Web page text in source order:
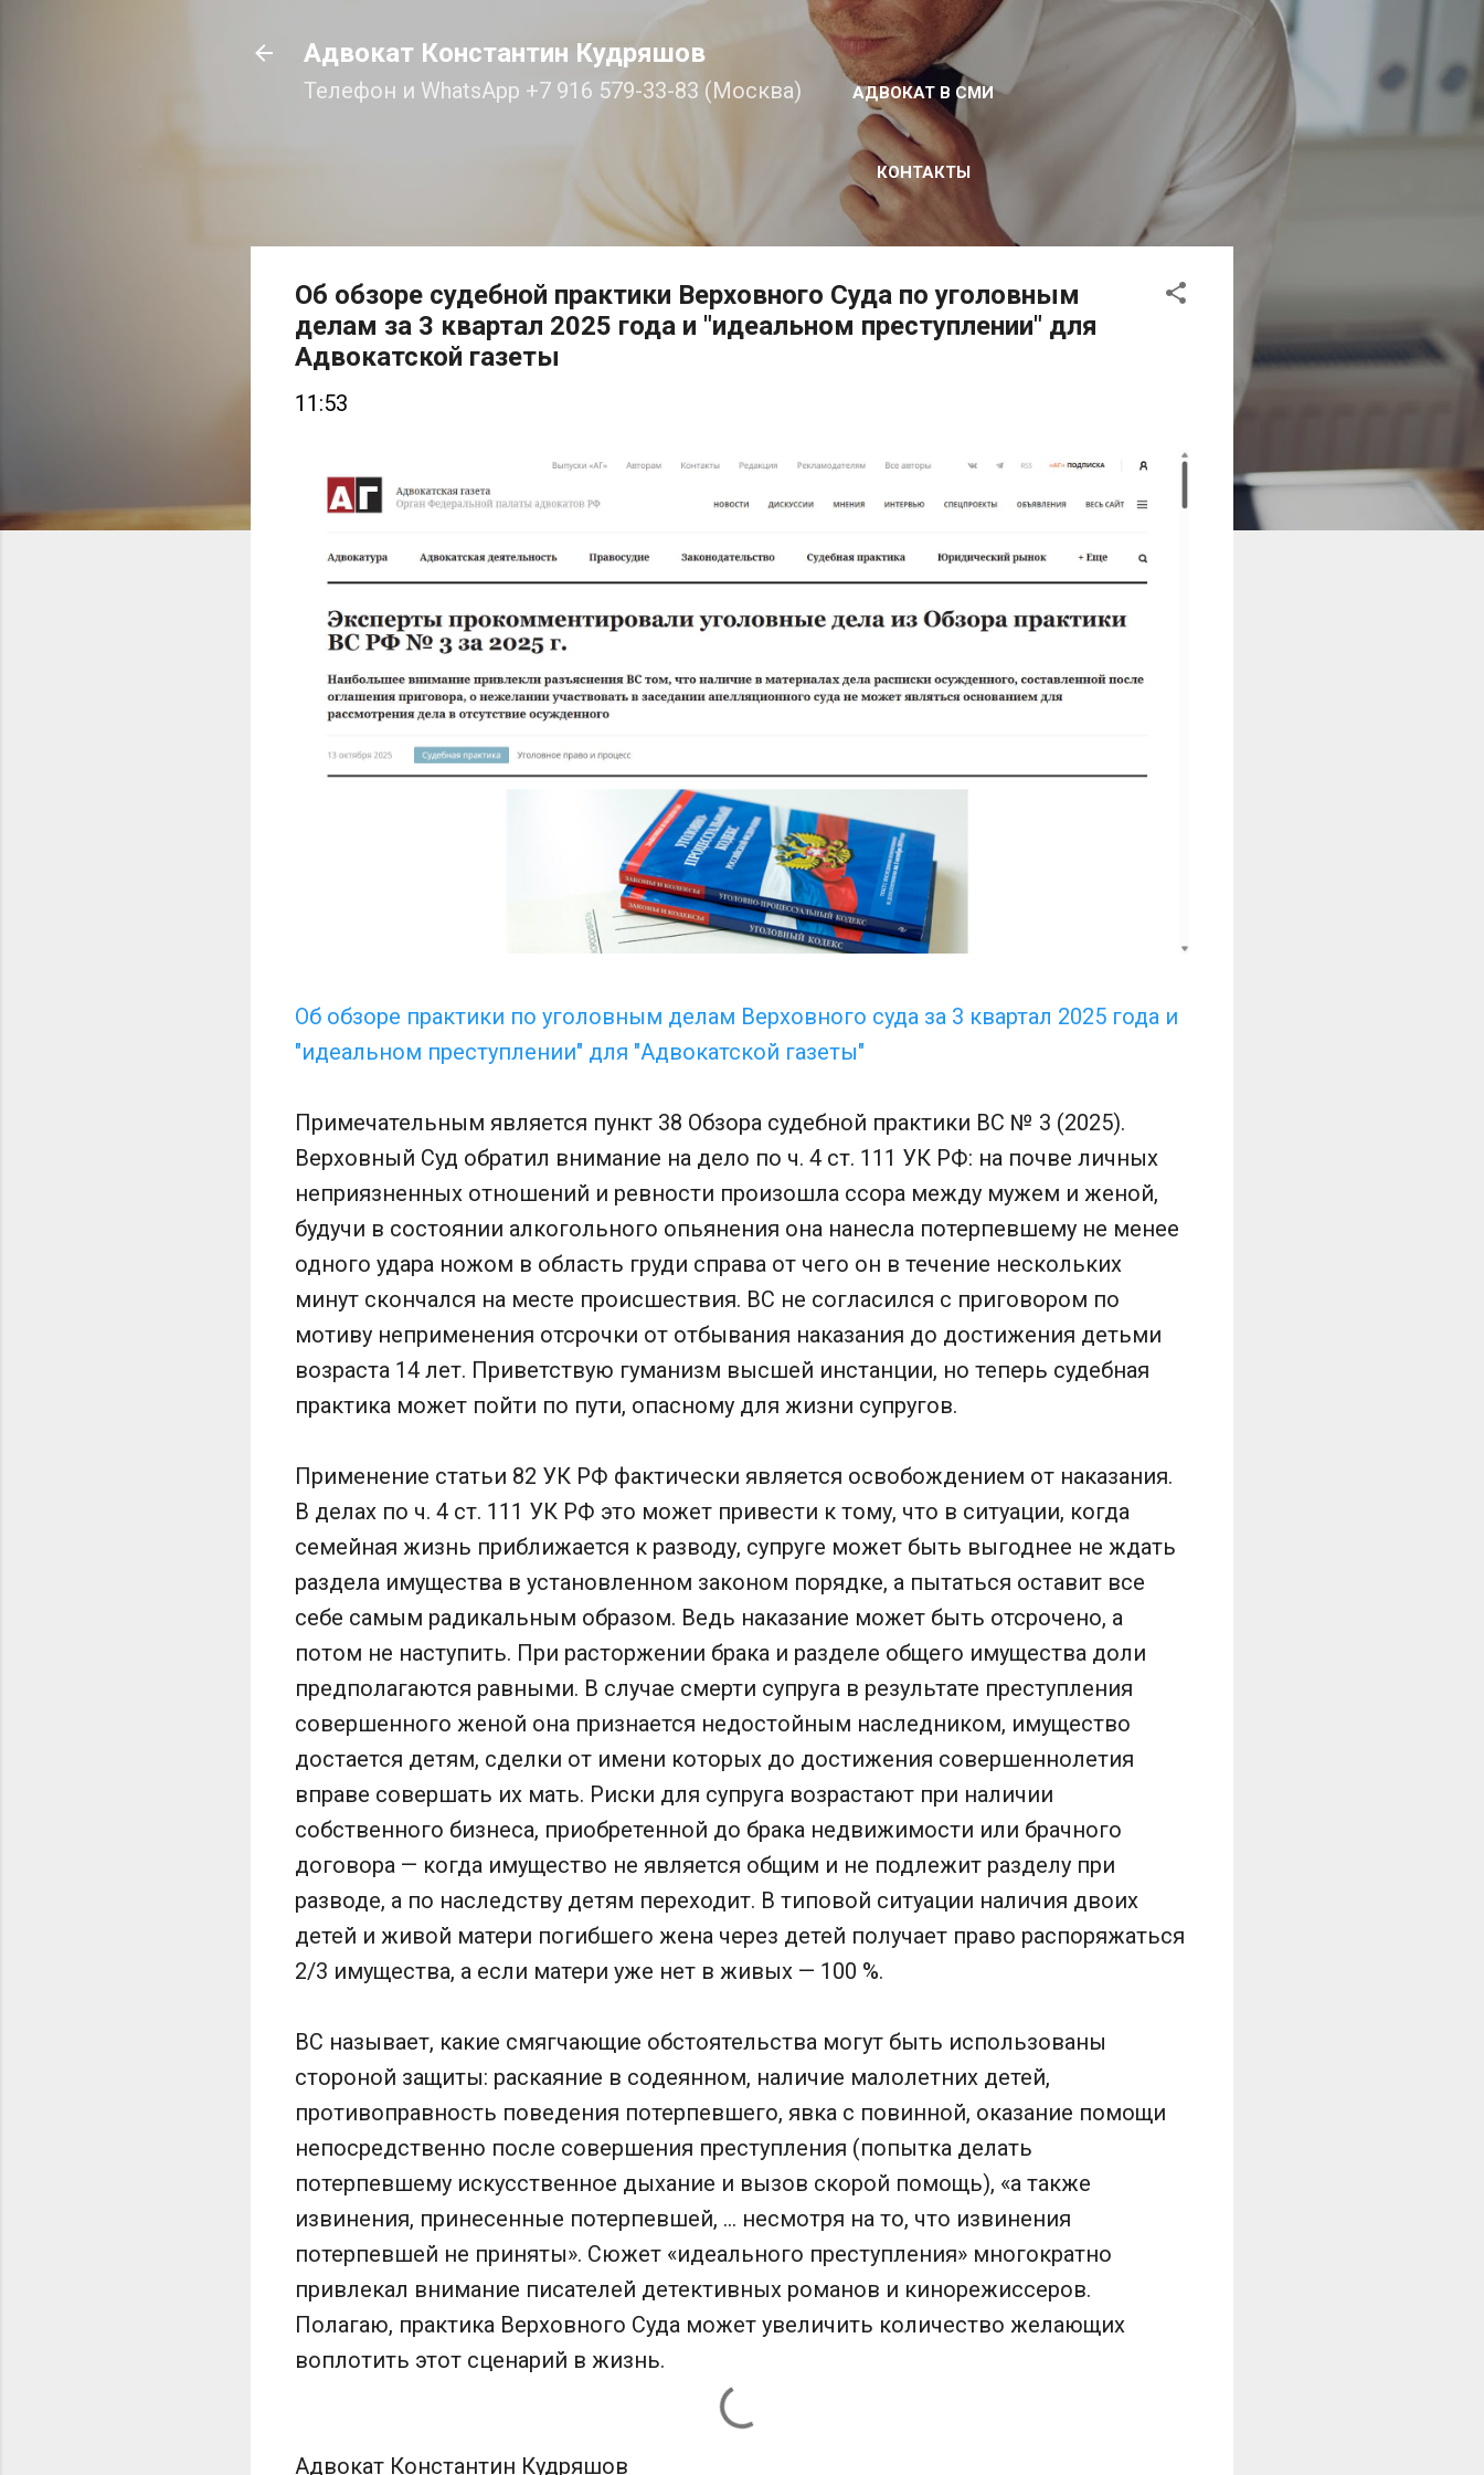
К основному контенту
Адвокат Константин Кудряшов
Телефон и WhatsApp +7 916 579-33-83 (Москва) АДВОКАТ В СМИ
КОНТАКТЫ
Об обзоре судебной практики Верховного Суда по уголовным
делам за 3 квартал 2025 года и "идеальном преступлении" для
Адвокатской газеты
11:53
Об обзоре практики по уголовным делам Верховного суда за 3 квартал 2025 года и
"идеальном преступлении" для "Адвокатской газеты"
Примечательным является пункт 38 Обзора судебной практики ВС № 3 (2025).
Верховный Суд обратил внимание на дело по ч. 4 ст. 111 УК РФ: на почве личных
неприязненных отношений и ревности произошла ссора между мужем и женой,
будучи в состоянии алкогольного опьянения она нанесла потерпевшему не менее
одного удара ножом в область груди справа от чего он в течение нескольких
минут скончался на месте происшествия. ВС не согласился с приговором по
мотиву неприменения отсрочки от отбывания наказания до достижения детьми
возраста 14 лет. Приветствую гуманизм высшей инстанции, но теперь судебная
практика может пойти по пути, опасному для жизни супругов.
Применение статьи 82 УК РФ фактически является освобождением от наказания.
В делах по ч. 4 ст. 111 УК РФ это может привести к тому, что в ситуации, когда
семейная жизнь приближается к разводу, супруге может быть выгоднее не ждать
раздела имущества в установленном законом порядке, а пытаться оставит все
себе самым радикальным образом. Ведь наказание может быть отсрочено, а
потом не наступить. При расторжении брака и разделе общего имущества доли
предполагаются равными. В случае смерти супруга в результате преступления
совершенного женой она признается недостойным наследником, имущество
достается детям, сделки от имени которых до достижения совершеннолетия
вправе совершать их мать. Риски для супруга возрастают при наличии
собственного бизнеса, приобретенной до брака недвижимости или брачного
договора — когда имущество не является общим и не подлежит разделу при
разводе, а по наследству детям переходит. В типовой ситуации наличия двоих
детей и живой матери погибшего жена через детей получает право распоряжаться
2/3 имущества, а если матери уже нет в живых — 100 %.
ВС называет, какие смягчающие обстоятельства могут быть использованы
стороной защиты: раскаяние в содеянном, наличие малолетних детей,
противоправность поведения потерпевшего, явка с повинной, оказание помощи
непосредственно после совершения преступления (попытка делать
потерпевшему искусственное дыхание и вызов скорой помощь), «а также
извинения, принесенные потерпевшей, … несмотря на то, что извинения
потерпевшей не приняты». Сюжет «идеального преступления» многократно
привлекал внимание писателей детективных романов и кинорежиссеров.
Полагаю, практика Верховного Суда может увеличить количество желающих
воплотить этот сценарий в жизнь.
Адвокат Константин Кудряшов